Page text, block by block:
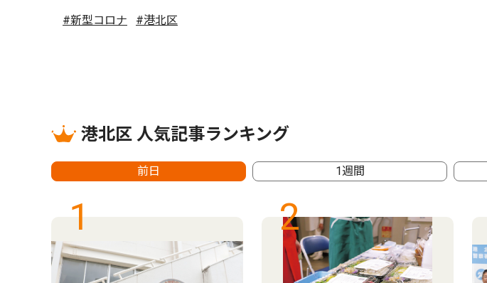
#新型コロナ #港北区
港北区 人気記事ランキング
前日 1週間
1 2